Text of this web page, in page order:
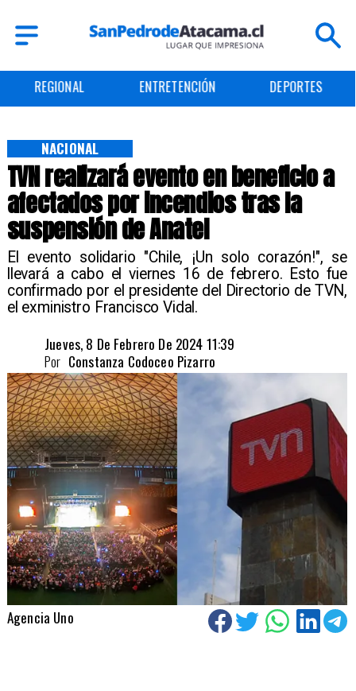
REGIONAL ENTRETENCIÓN DEPORTES
TVN realizará evento en beneficio a
afectados por incendios tras la
suspensión de Anatel
El evento solidario "Chile, ¡Un solo corazón!", se
llevará a cabo el viernes 16 de febrero. Esto fue
confirmado por el presidente del Directorio de TVN,
el exministro Francisco Vidal.
NACIONAL
Jueves, 8 De Febrero De 2024 11:39
Constanza Codoceo Pizarro
Por
Agencia Uno